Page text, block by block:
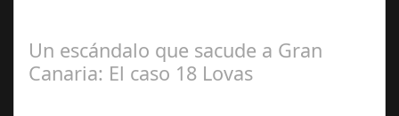
Un escándalo que sacude a Gran
Canaria: El caso 18 Lovas